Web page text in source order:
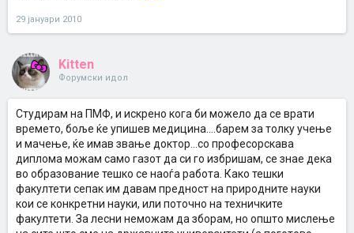
29 јануари 2010
Kitten
Форумски идол
Студирам на ПМФ, и искрено кога би можело да се врати
времето, боље ќе упишев медицина....барем за толку учење
и мачење, ќе имав звање доктор...со професорскава
диплома можам само газот да си го избришам, се знае дека
во образование тешко се наоѓа работа. Како тешки
факултети сепак им давам предност на природните науки
кои се конкретни науки, или поточно на техничките
факултети. За лесни неможам да зборам, но општо мислење